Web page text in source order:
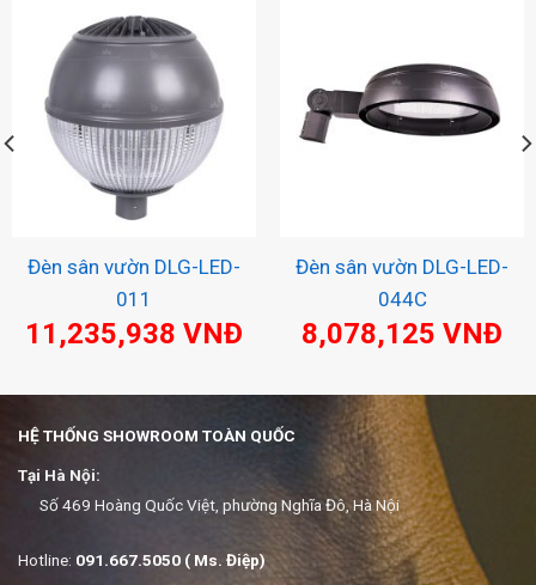
Đèn sân vườn DLG-LED-
011
11,235,938 VNĐ
Đèn sân vườn DLG-LED-
044C
8,078,125 VNĐ
HỆ THỐNG SHOWROOM TOÀN QUỐC
Tại Hà Nội:
Số 469 Hoàng Quốc Việt, phường Nghĩa Đô, Hà Nội
Hotline: 091.667.5050 ( Ms. Điệp)